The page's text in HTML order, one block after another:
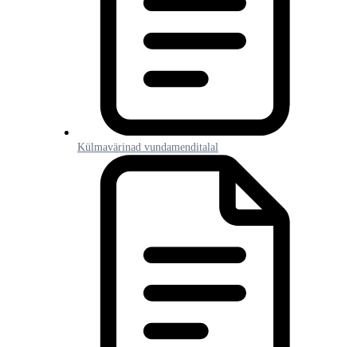
Külmavärinad vundamenditalal